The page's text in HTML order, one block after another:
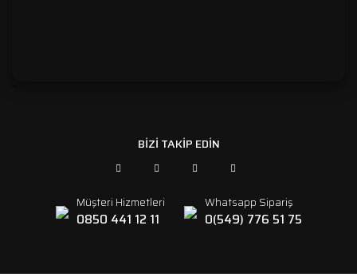
BİZİ TAKİP EDİN
Müşteri Hizmetleri
0850 441 12 11
Whatsapp Sipariş
0(549) 776 51 75